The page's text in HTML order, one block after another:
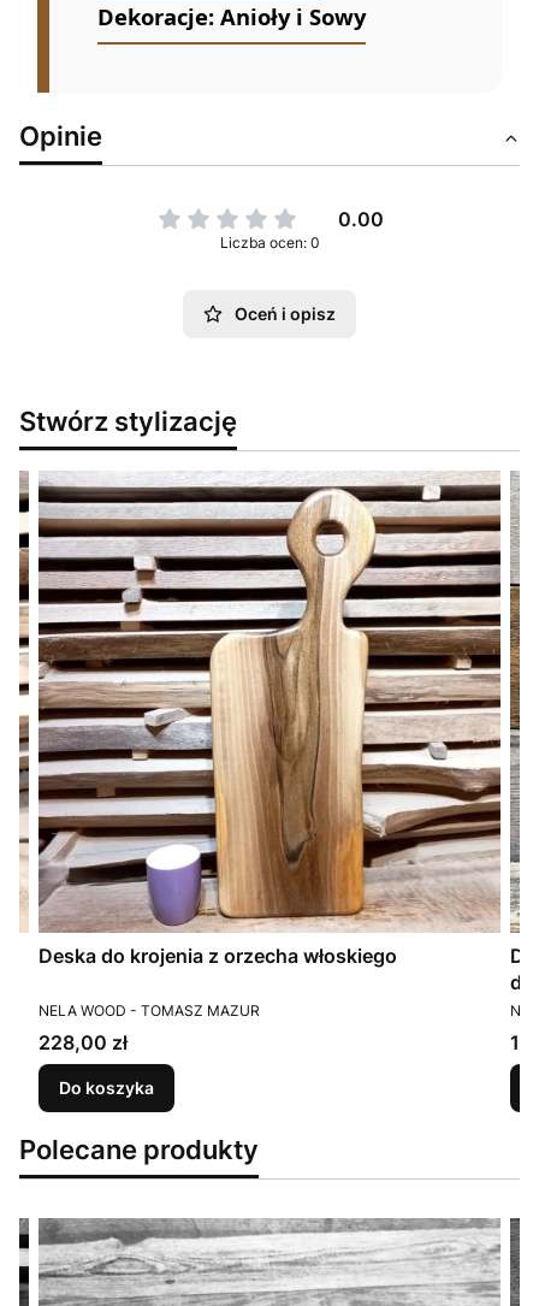
Dekoracje: Anioły i Sowy
Opinie
0.00
Liczba ocen: 0
Oceń i opisz
Stwórz stylizację
Deska do krojenia z orzecha włoskiego
PRODUCENT
NELA WOOD - TOMASZ MAZUR
Cena
228,00 zł
Do koszyka
Polecane produkty